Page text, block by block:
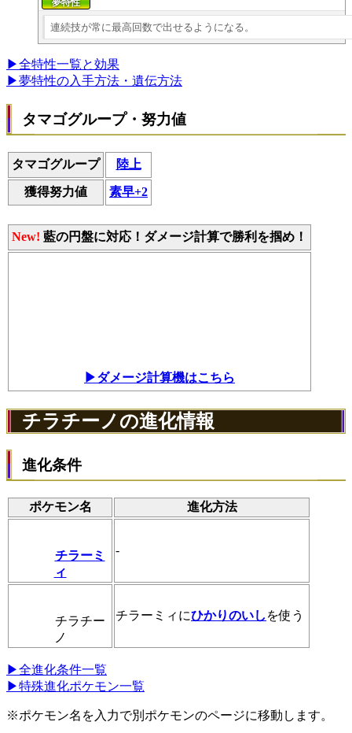
連続技が常に最高回数で出せるようになる。
▶全特性一覧と効果
▶夢特性の入手方法・遺伝方法
タマゴグループ・努力値
タマゴグループ 陸上
獲得努力値 素早+2
New! 藍の円盤に対応！ダメージ計算で勝利を掴め！
▶ダメージ計算機はこちら
チラチーノの進化情報
進化条件
ポケモン名 進化方法
チラーミ
ィ
-
チラチー
ノ
チラーミィにひかりのいし を使う
▶全進化条件一覧
▶特殊進化ポケモン一覧
※ポケモン名を入力で別ポケモンのページに移動します。